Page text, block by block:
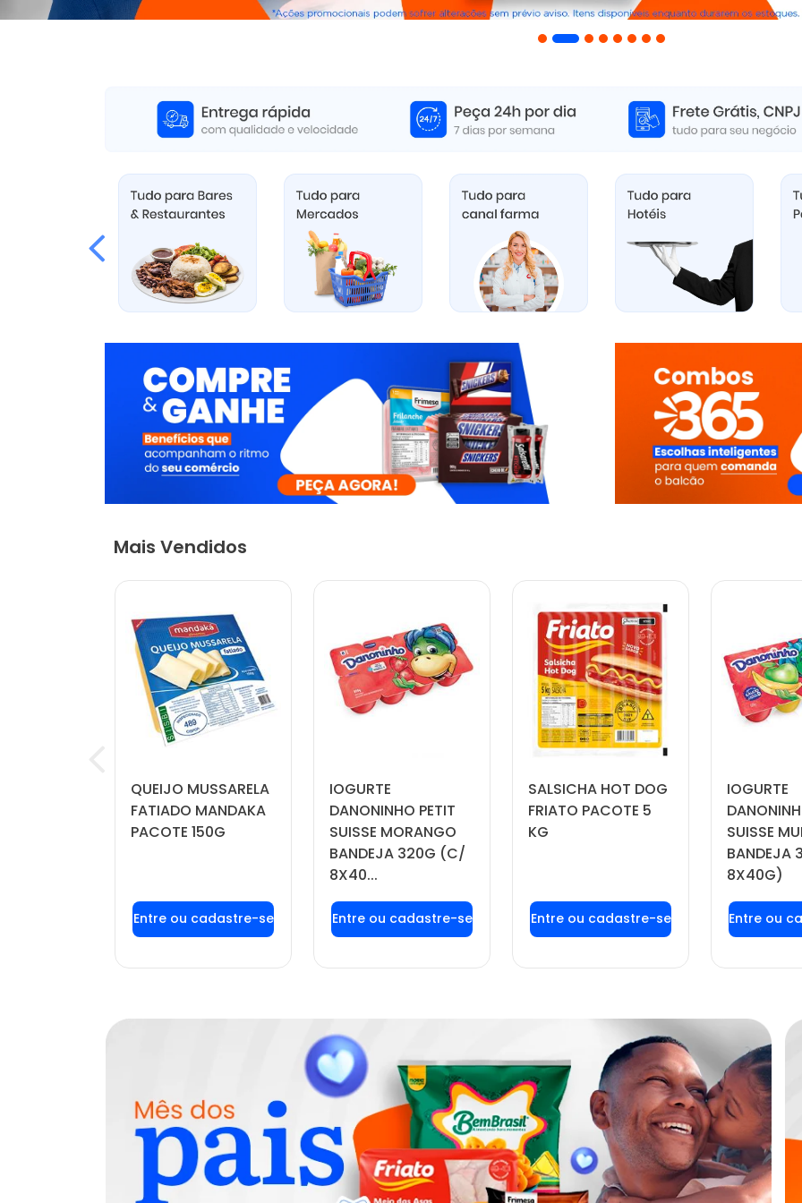
Mais Vendidos
QUEIJO MUSSARELA
FATIADO MANDAKA
PACOTE 150G
Faça seu login ou
cadastre-se
para ver preços e
IOGURTE
DANONINHO PETIT
SUISSE MORANGO
BANDEJA 320G (C/
8X40...
Faça seu login ou
cadastre-se
para ver preços e
SALSICHA HOT DOG
FRIATO PACOTE 5
KG
Faça seu login ou
cadastre-se
para ver preços e
IOGURTE
SUISSE
8X40G)
para ver